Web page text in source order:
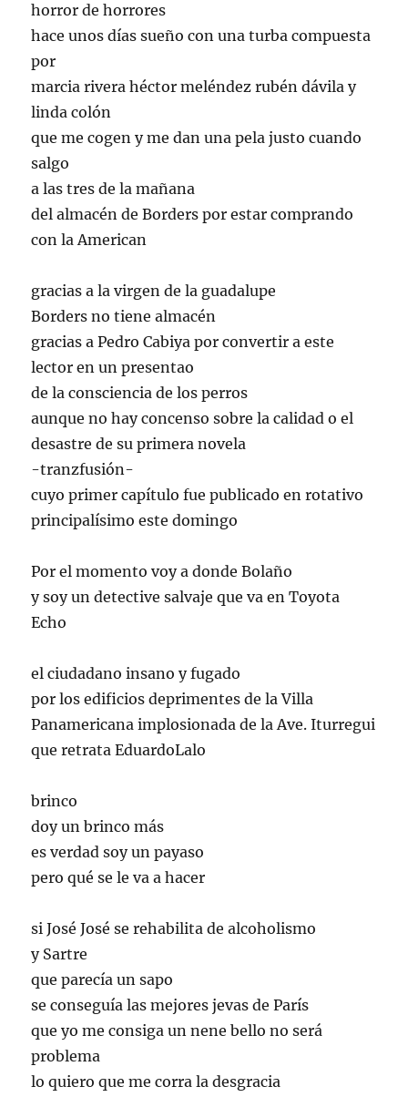
horror de horrores
hace unos días sueño con una turba compuesta
por
marcia rivera héctor meléndez rubén dávila y
linda colón
que me cogen y me dan una pela justo cuando
salgo
a las tres de la mañana
del almacén de Borders por estar comprando
con la American
gracias a la virgen de la guadalupe
Borders no tiene almacén
gracias a Pedro Cabiya por convertir a este
lector en un presentao
de la consciencia de los perros
aunque no hay concenso sobre la calidad o el
desastre de su primera novela
-tranzfusión-
cuyo primer capítulo fue publicado en rotativo
principalísimo este domingo
Por el momento voy a donde Bolaño
y soy un detective salvaje que va en Toyota
Echo
el ciudadano insano y fugado
por los edificios deprimentes de la Villa
Panamericana implosionada de la Ave. Iturregui
que retrata EduardoLalo
brinco
doy un brinco más
es verdad soy un payaso
pero qué se le va a hacer
si José José se rehabilita de alcoholismo
y Sartre
que parecía un sapo
se conseguía las mejores jevas de París
que yo me consiga un nene bello no será
problema
lo quiero que me corra la desgracia